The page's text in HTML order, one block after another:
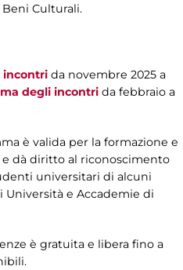
Culturali.
incontri da novembre 2025 a
degli incontri da febbraio a
è valida per la formazione e
dà diritto al riconoscimento
universitari di alcuni
e Accademie di
è gratuita e libera fino a